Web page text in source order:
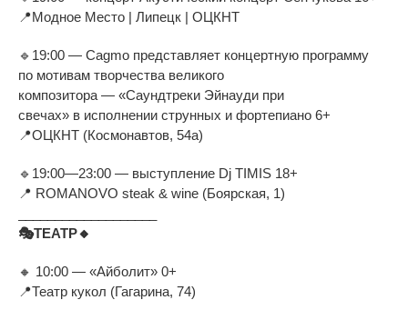
📍Модное Место | Липецк | ОЦКНТ
🔹 19:00 — Cagmo представляет концертную программу
по мотивам творчества великого
композитора — «Саундтреки Эйнауди при
свечах» в исполнении струнных и фортепиано 6+
📍ОЦКНТ (Космонавтов, 54а)
🔹 19:00—23:00 — выступление Dj TIMIS 18+
📍 ROMANOVO steak & wine (Боярская, 1)
🎭ТЕАТР🔸
🔸 10:00 — «Айболит» 0+
📍Театр кукол (Гагарина, 74)